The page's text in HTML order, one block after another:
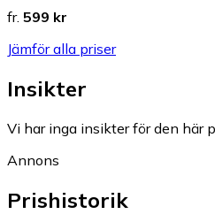
fr. 599 kr
Jämför alla priser
Insikter
Vi har inga insikter för den här
Annons
Prishistorik